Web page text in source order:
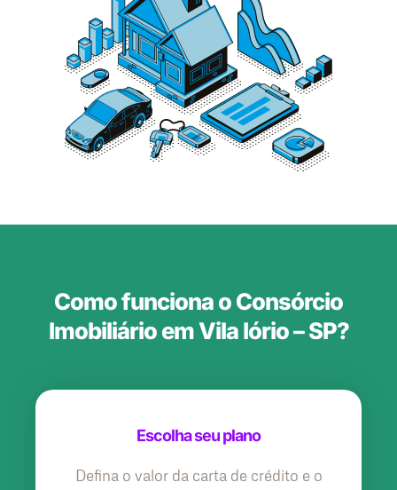
Como funciona o Consórcio
Imobiliário em Vila Iório – SP?
Escolha seu plano
Defina o valor da carta de crédito e o